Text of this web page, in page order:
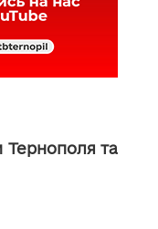
Тернополя та